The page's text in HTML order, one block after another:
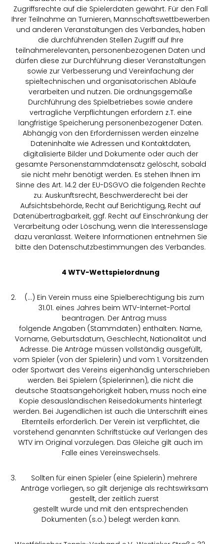
Zugriffsrechte auf die Spielerdaten gewährt. Für den Fall
Ihrer Teilnahme an Turnieren, Mannschaftswettbewerben
und anderen Veranstaltungen des Verbandes, haben
die durchführenden Stellen Zugriff auf Ihre
teilnahmerelevanten, personenbezogenen Daten und
dürfen diese zur Durchführung dieser Veranstaltungen
sowie zur Verbesserung und Vereinfachung der
spieltechnischen und organisatorischen Abläufe
verarbeiten und nutzen. Die ordnungsgemäße
Durchführung des Spielbetriebes sowie andere
vertragliche Verpflichtungen erfordern z.T. eine
langfristige Speicherung personenbezogener Daten.
Abhängig von den Erfordernissen werden einzelne
Dateninhalte wie Adressen und Kontaktdaten,
digitalisierte Bilder und Dokumente oder auch der
gesamte Personenstammdatensatz gelöscht, sobald
sie nicht mehr benötigt werden. Es stehen Ihnen im
Sinne des Art. 14.2 der EU-DSGVO die folgenden Rechte
zu: Auskunftsrecht, Beschwerderecht bei der
Aufsichtsbehörde, Recht auf Berichtigung, Recht auf
Datenübertragbarkeit, ggf. Recht auf Einschränkung der
Verarbeitung oder Löschung, wenn die Interessenslage
dazu veranlasst. Weitere Informationen entnehmen Sie
bitte den Datenschutzbestimmungen des Verbandes.
4 WTV-Wettspielordnung
(…) Ein Verein muss eine Spielberechtigung bis zum
31.01. eines Jahres beim WTV-Internet-Portal
beantragen. Der Antrag muss
folgende Angaben (Stammdaten) enthalten: Name,
Vorname, Geburtsdatum, Geschlecht, Nationalität und
Adresse. Die Anträge müssen vollständig ausgefüllt,
vom Spieler (von der Spielerin) und vom 1. Vorsitzenden
oder Sportwart des Vereins eigenhändig unterschrieben
werden. Bei Spielern (Spielerinnen), die nicht die
deutsche Staatsangehörigkeit haben, muss noch eine
Kopie desausländischen Reisedokuments hinterlegt
werden. Bei Jugendlichen ist auch die Unterschrift eines
Elternteils erforderlich. Der Verein ist verpflichtet, die
vorstehend genannten Schriftstücke auf Verlangen des
WTV im Original vorzulegen. Das Gleiche gilt auch im
Falle eines Vereinswechsels.
Sollten für einen Spieler (eine Spielerin) mehrere
Anträge vorliegen, so gilt derjenige als rechtswirksam
gestellt, der zeitlich zuerst
gestellt wurde und mit den entsprechenden
Dokumenten (s.o.) belegt werden kann.